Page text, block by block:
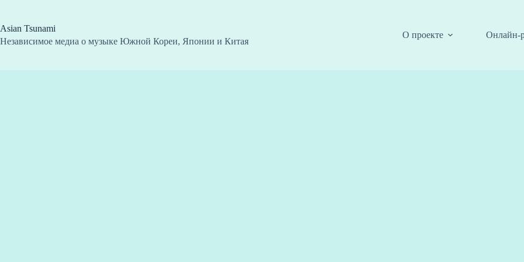
сути
Asian Tsunami
Независимое медиа о музыке Южной Кореи, Японии и Китая
О проекте Онлайн-